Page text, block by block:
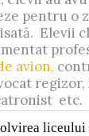
pentru o
Elevii
avion,
etc.
liceului